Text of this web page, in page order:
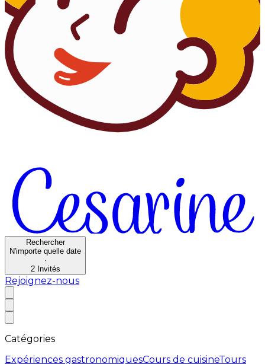
Rechercher
N'importe quelle date
·
2 Invités
Rejoignez-nous
Catégories
Expériences gastronomiquesCours de cuisineTours